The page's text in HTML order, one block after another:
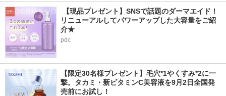
【現品プレゼント】SNSで話題のダーマエイド！
リニューアルしてパワーアップした大容量をご紹
介★
pdc
【限定30名様プレゼント】毛穴*1やくすみ*2に一
撃。タカミ・新ビタミンC美容液を9月2日全国発
売前にお試し！